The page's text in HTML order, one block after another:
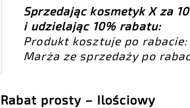
Sprzedając kosmetyk X za
i udzielając 10% rabatu:
Produkt kosztuje po rabacie:
Marża ze sprzedaży po
Rabat prosty – Ilościowy